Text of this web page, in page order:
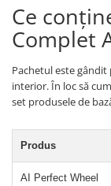
Ce
Complet
Pachetul este
interior. În loc să
set produsele de
Produs
AI Perfect Wheel